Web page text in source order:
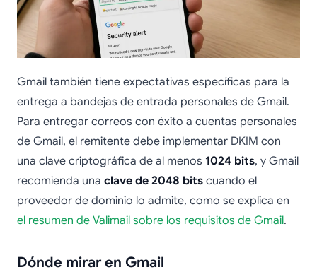
Gmail también tiene expectativas específicas para la
entrega a bandejas de entrada personales de Gmail.
Para entregar correos con éxito a cuentas personales
de Gmail, el remitente debe implementar DKIM con
una clave criptográfica de al menos 1024 bits, y Gmail
recomienda una clave de 2048 bits cuando el
proveedor de dominio lo admite, como se explica en
el resumen de Valimail sobre los requisitos de Gmail.
Dónde mirar en Gmail